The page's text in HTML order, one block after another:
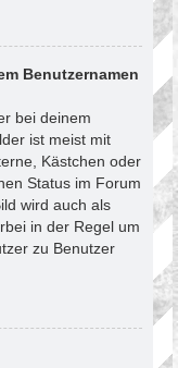
Benutzernamen
bei deinem
ist meist mit
Kästchen oder
Status im Forum
wird auch als
in der Regel um
zu Benutzer